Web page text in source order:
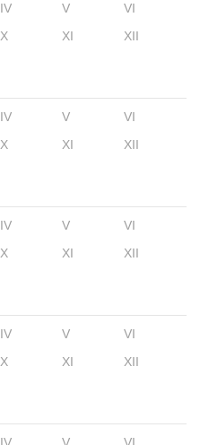
IV V
VI
X XI XII
IV V
VI
X XI XII
IV V
VI
X XI XII
IV V
VI
X XI XII